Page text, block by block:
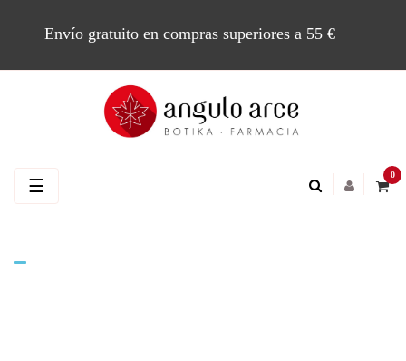
Envío gratuito en compras superiores a 55 €
0
Navegación
☰